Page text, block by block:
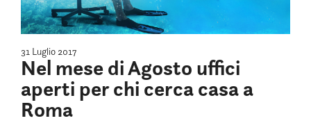
31 Luglio 2017
Nel mese di Agosto uffici
aperti per chi cerca casa a
Roma